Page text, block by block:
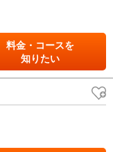
料金・コースを
知りたい